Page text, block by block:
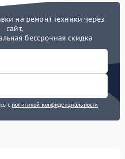
на ремонт техники через
сайт,
бессрочная скидка
с политикой конфиденциальности